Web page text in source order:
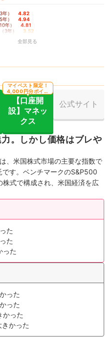
） 4.82
） 4.94
年） 4.81
3年） 3.52
10年） 3.65
耐久度
全部見る
【口座開
設】マネッ
クス
マイベスト限定！
4,000円分ポイン
ト還元
公式サイト
。しかし価格はブレや
、米国株式市場の主要な指数で
す。ベンチマークのS&P500
式で構成され、米国経済を広
た
た
った
った
った
かった
かった